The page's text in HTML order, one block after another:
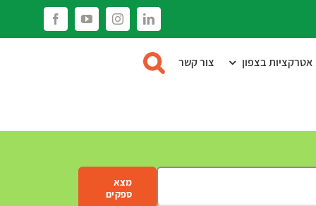
LinkedIn
Instagram
YouTube
Facebook
אטרקציות בצפון צור קשר
מצא
ספקים